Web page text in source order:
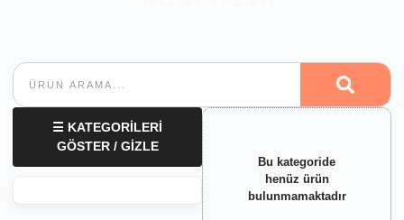
☰ KATEGORİLERİ
GÖSTER / GİZLE
Bu kategoride
henüz ürün
bulunmamaktadır